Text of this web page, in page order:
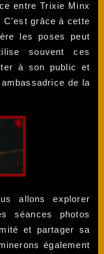
entre Trixie Minx
C'est grâce à cette
les poses peut
souvent ces
à son public et
de la
allons explorer
séances photos
et partager sa
également